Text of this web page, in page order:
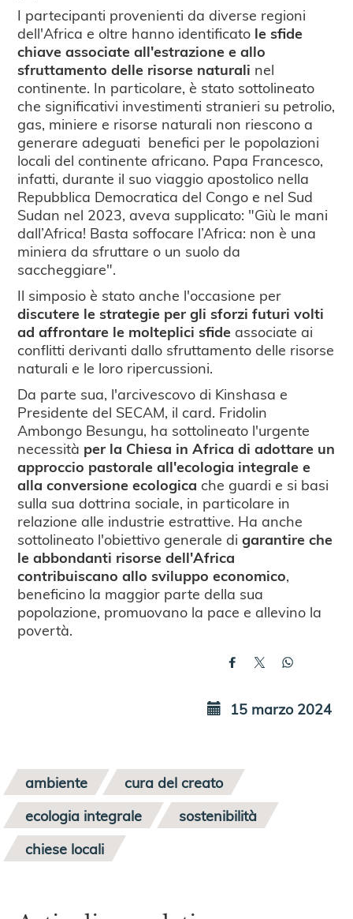
I partecipanti provenienti da diverse regioni
dell'Africa e oltre hanno identificato le sfide
chiave associate all'estrazione e allo
sfruttamento delle risorse naturali nel
continente. In particolare, è stato sottolineato
che significativi investimenti stranieri su petrolio,
gas, miniere e risorse naturali non riescono a
generare adeguati benefici per le popolazioni
locali del continente africano. Papa Francesco,
infatti, durante il suo viaggio apostolico nella
Repubblica Democratica del Congo e nel Sud
Sudan nel 2023, aveva supplicato: "Giù le mani
dall’Africa! Basta soffocare l’Africa: non è una
miniera da sfruttare o un suolo da
saccheggiare".
Il simposio è stato anche l'occasione per
discutere le strategie per gli sforzi futuri volti
ad affrontare le molteplici sfide associate ai
conflitti derivanti dallo sfruttamento delle risorse
naturali e le loro ripercussioni.
Da parte sua, l'arcivescovo di Kinshasa e
Presidente del SECAM, il card. Fridolin
Ambongo Besungu, ha sottolineato l'urgente
necessità per la Chiesa in Africa di adottare un
approccio pastorale all'ecologia integrale e
alla conversione ecologicache guardi e si basi
sulla sua dottrina sociale, in particolare in
relazione alle industrie estrattive. Ha anche
sottolineato l'obiettivo generale digarantire che
le abbondanti risorse dell'Africa
contribuiscano allo sviluppo economico,
beneficino la maggior parte della sua
popolazione, promuovano la pace e allevino la
povertà.
15 marzo 2024
ambiente
cura del creato
ecologia integrale
sostenibilità
chiese locali